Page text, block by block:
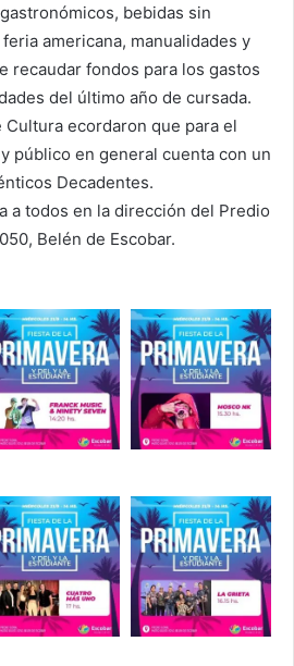
bebidas sin
americana, manualidades y
recaudar fondos para los gastos
del último año de cursada.
ecordaron que para el
público en general cuenta con un
Decadentes.
a todos en la dirección del Predio
Belén de Escobar.